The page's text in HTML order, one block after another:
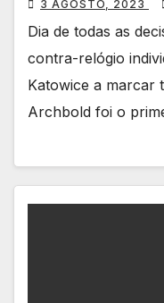
3 AGOSTO, 2023
Dia de todas as
contra-relógio
Katowice a marcar
Archbold foi o